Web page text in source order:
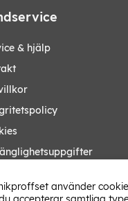
& hjälp
använder